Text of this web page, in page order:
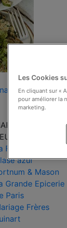
de Grèce !
COUPS
Favorita
azul
& Mason
Grande Epicerie
Paris
Frères
Les Cookies
En cliquant sur «
pour améliorer la
marketing.